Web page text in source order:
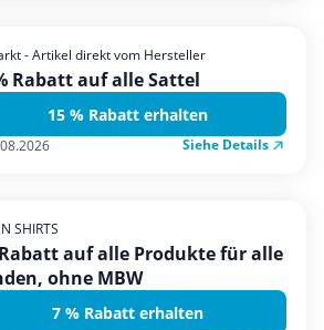
- Artikel direkt vom Hersteller
Rabatt auf alle Sattel
15 % Rabatt erhalten
Siehe Details
SHIRTS
auf alle Produkte für alle
ohne MBW
7 % Rabatt erhalten